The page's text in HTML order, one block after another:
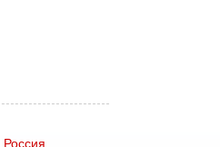
Россия